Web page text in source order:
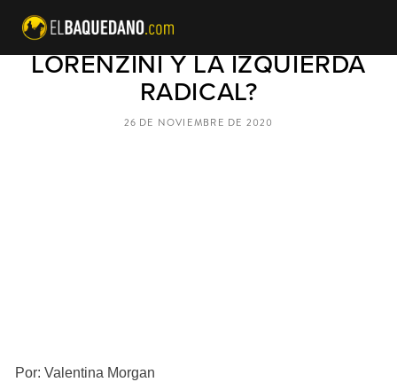
¿UNA “ALIANZA” ENTRE GINO
LORENZINI Y LA IZQUIERDA
RADICAL?
Por: Valentina Morgan
26 DE NOVIEMBRE DE 2020